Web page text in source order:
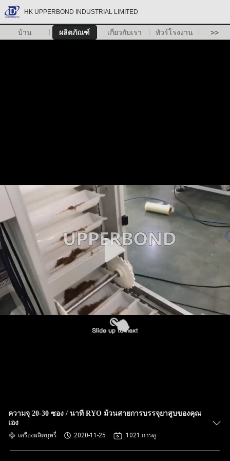
HK UPPERBOND INDUSTRIAL LIMITED
บ้าน ผลิตภัณฑ์ เกี่ยวกับเรา ทัวร์โรงงาน >>
ความจุ 20-30 ซอง / นาที RYO ม้วนสายการบรรจุยาสูบของคุณ
เอง
เครื่องผลิตบุหรี่ 2020-11-25 1021 การดู